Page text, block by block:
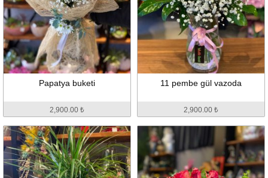
Papatya buketi
2,900.00 ₺
11 pembe gül vazoda
2,900.00 ₺